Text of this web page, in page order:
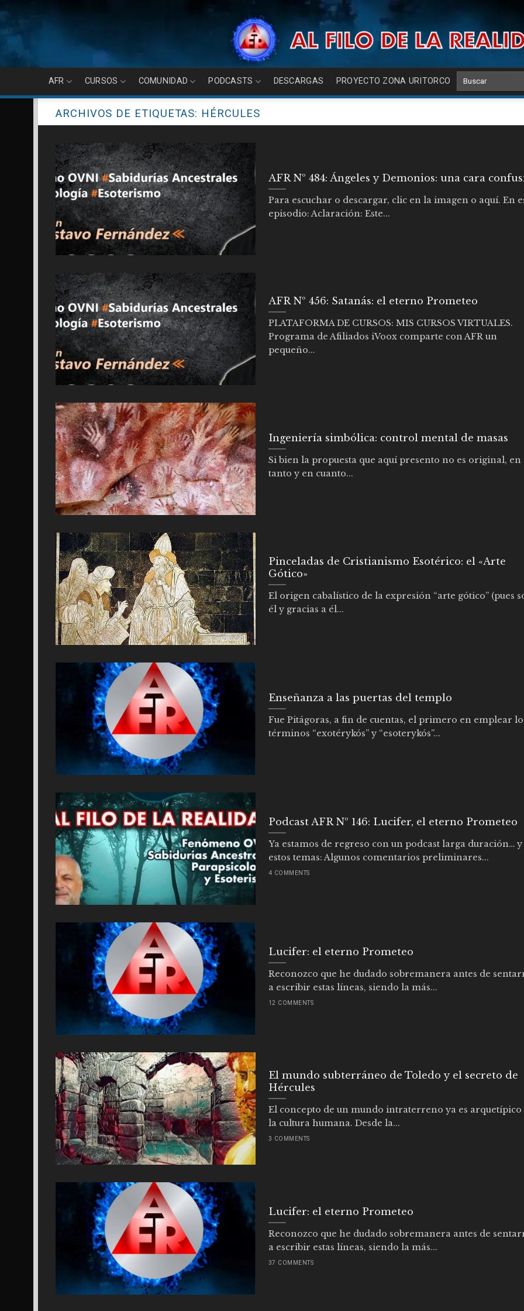
content
AFR CURSOS COMUNIDAD PODCASTS DESCARGAS PROYECTO ZONA URITORCO
ARCHIVOS DE ETIQUETAS: HÉRCULES
AFR Nº 484: Ángeles y Demonios: una cara
Para escuchar o descargar, clic en la imagen o aquí. En
episodio: Aclaración: Este...
AFR Nº 456: Satanás: el eterno Prometeo
PLATAFORMA DE CURSOS: MIS CURSOS VIRTUALES.
Programa de Afiliados iVoox comparte con AFR un
pequeño...
Ingeniería simbólica: control mental de masas
Si bien la propuesta que aquí presento no es original, en
tanto y en cuanto...
Pinceladas de Cristianismo Esotérico: el «Arte
Gótico»
El origen cabalístico de la expresión “arte gótico” (pues
él y gracias a él...
Enseñanza a las puertas del templo
Fue Pitágoras, a fin de cuentas, el primero en emplear
términos “exotérykós” y “esoterykós”...
Podcast AFR Nº 146: Lucifer, el eterno Prometeo
Ya estamos de regreso con un podcast larga duración… y
estos temas: Algunos comentarios preliminares...
4 COMMENTS
Lucifer: el eterno Prometeo
Reconozco que he dudado sobremanera antes de
a escribir estas líneas, siendo la más...
12 COMMENTS
El mundo subterráneo de Toledo y el secreto de
Hércules
El concepto de un mundo intraterreno ya es arquetípico
la cultura humana. Desde la...
3 COMMENTS
Lucifer: el eterno Prometeo
Reconozco que he dudado sobremanera antes de
a escribir estas líneas, siendo la más...
37 COMMENTS